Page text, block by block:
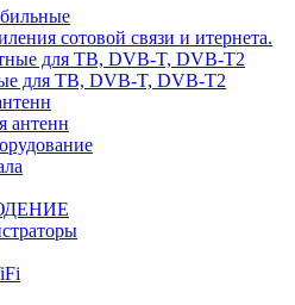
сотовой связи и итернета.
для ТВ, DVB-T, DVB-T2
для ТВ, DVB-T, DVB-T2
антенн